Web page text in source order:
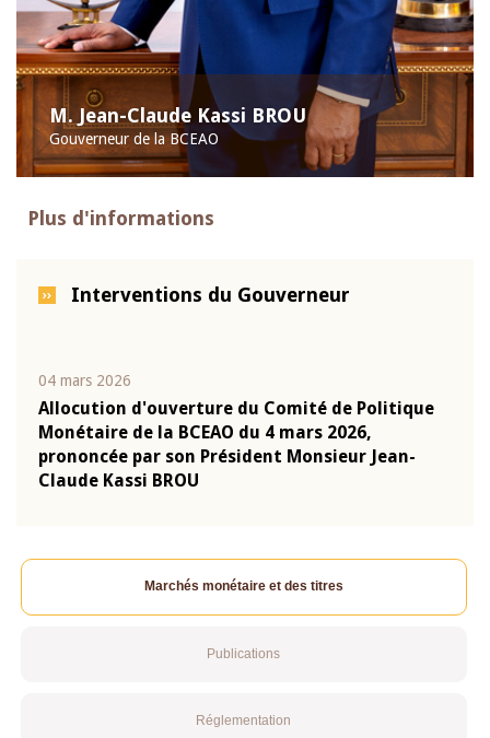
M. Jean-Claude Kassi BROU
Gouverneur de la BCEAO
Plus d'informations
Interventions du Gouverneur
04 mars 2026
Allocution d'ouverture du Comité de Politique
Monétaire de la BCEAO du 4 mars 2026,
prononcée par son Président Monsieur Jean-
Claude Kassi BROU
Marchés monétaire et des titres
Publications
Réglementation